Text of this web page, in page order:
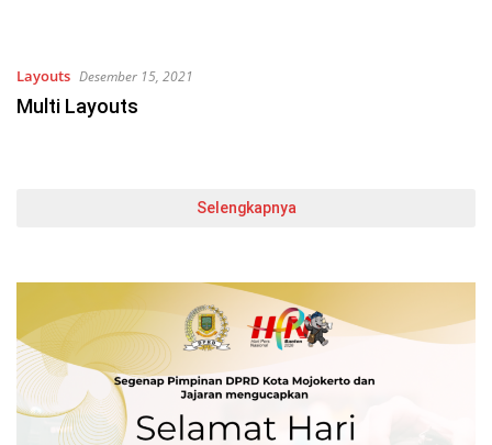
Layouts Desember 15, 2021
Multi Layouts
Selengkapnya